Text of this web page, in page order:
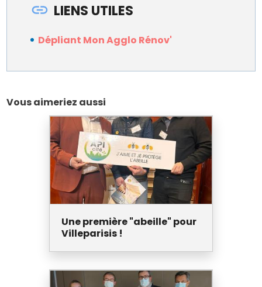
LIENS UTILES
Dépliant Mon Agglo Rénov'
Vous aimeriez aussi
Une première "abeille" pour
Villeparisis !